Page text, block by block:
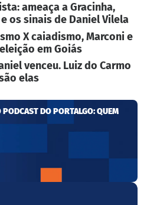
ameaça a Gracinha,
os sinais de Daniel Vilela
X caiadismo, Marconi e
em Goiás
venceu. Luiz do Carmo
elas
DO PORTALGO: QUEM